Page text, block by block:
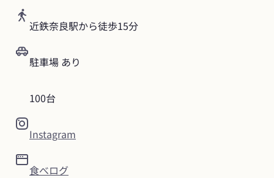
近鉄奈良駅から徒歩15分
駐車場 あり
100台
Instagram
食べログ